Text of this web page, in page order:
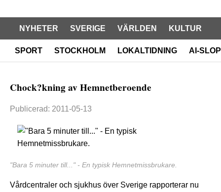
NYHETER SVERIGE VÄRLDEN KULTUR
SPORT STOCKHOLM LOKALTIDNING AI-SLOP
Chock?kning av Hemnetberoende
Publicerad: 2011-05-13
"Bara 5 minuter till..." - En typisk Hemnetmissbrukare.
Vårdcentraler och sjukhus över Sverige rapporterar nu